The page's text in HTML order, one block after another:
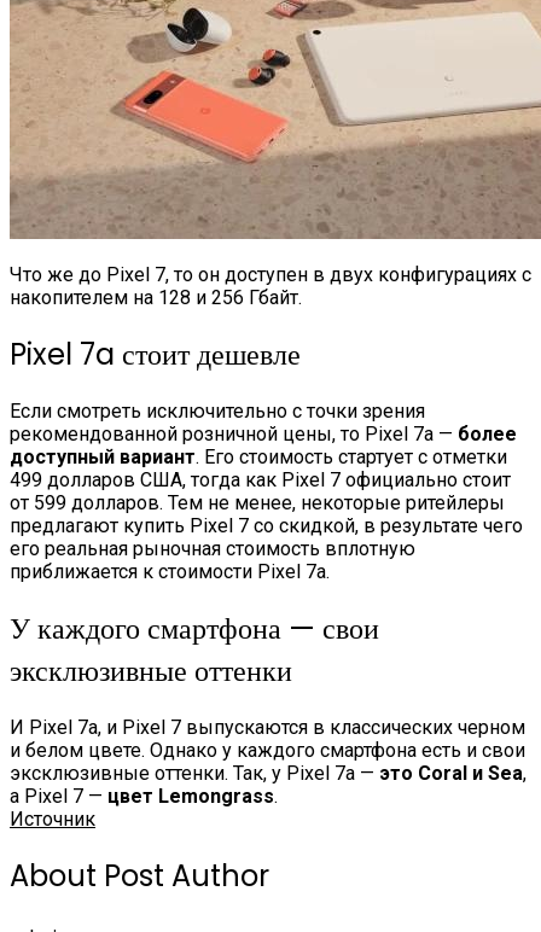
Что же до Pixel 7, то он доступен в двух конфигурациях с
накопителем на 128 и 256 Гбайт.
Pixel 7a стоит дешевле
Если смотреть исключительно с точки зрения
рекомендованной розничной цены, то Pixel 7a — более
доступный вариант. Его стоимость стартует с отметки
499 долларов США, тогда как Pixel 7 официально стоит
от 599 долларов. Тем не менее, некоторые ритейлеры
предлагают купить Pixel 7 со скидкой, в результате чего
его реальная рыночная стоимость вплотную
приближается к стоимости Pixel 7a.
У каждого смартфона — свои
эксклюзивные оттенки
И Pixel 7a, и Pixel 7 выпускаются в классических черном
и белом цвете. Однако у каждого смартфона есть и свои
эксклюзивные оттенки. Так, у Pixel 7a — это Coral и Sea,
а Pixel 7 — цвет Lemongrass.
Источник
About Post Author